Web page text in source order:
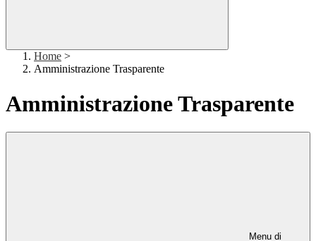
Home >
Amministrazione Trasparente
Amministrazione Trasparente
Menu di